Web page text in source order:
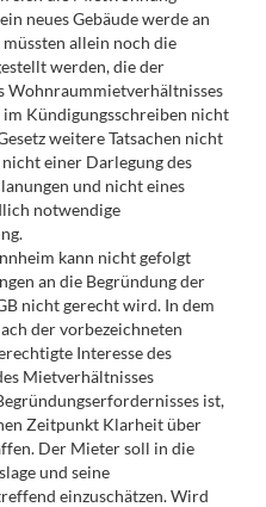
neues Gebäude werde an
allein noch die
werden, die der
Wohnraummietverhältnisses
Kündigungsschreiben nicht
weitere Tatsachen nicht
einer Darlegung des
und nicht eines
notwendige
kann nicht gefolgt
an die Begründung der
nicht gerecht wird. In dem
der vorbezeichneten
Interesse des
Mietverhältnisses
ist,
Zeitpunkt Klarheit über
Der Mieter soll in die
und seine
einzuschätzen. Wird